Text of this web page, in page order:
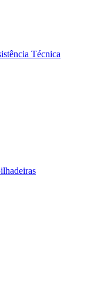
Técnica